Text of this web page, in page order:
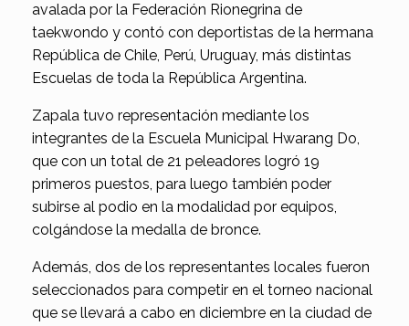
avalada por la Federación Rionegrina de
taekwondo y contó con deportistas de la hermana
República de Chile, Perú, Uruguay, más distintas
Escuelas de toda la República Argentina.
Zapala tuvo representación mediante los
integrantes de la Escuela Municipal Hwarang Do,
que con un total de 21 peleadores logró 19
primeros puestos, para luego también poder
subirse al podio en la modalidad por equipos,
colgándose la medalla de bronce.
Además, dos de los representantes locales fueron
seleccionados para competir en el torneo nacional
que se llevará a cabo en diciembre en la ciudad de